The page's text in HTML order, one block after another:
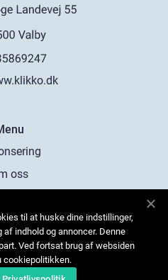
oss
oss
til at huske dine indstillinger,
indhold og annoncer. Denne
Ved fortsat brug af websiden
cookiepolitikken.